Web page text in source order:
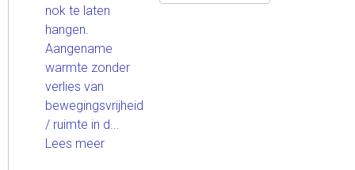
nok te laten
hangen.
Aangename
warmte zonder
verlies van
bewegingsvrijheid
/ ruimte in d...
Lees meer